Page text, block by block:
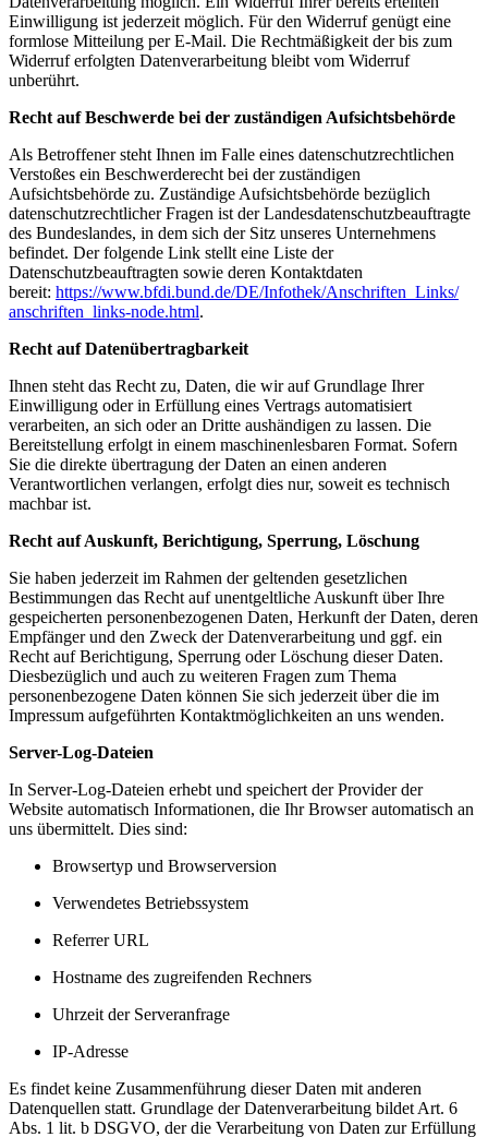
Einwilligung ist jederzeit möglich. Für den Widerruf genügt eine
formlose Mitteilung per E-Mail. Die Rechtmäßigkeit der bis zum
Widerruf erfolgten Datenverarbeitung bleibt vom Widerruf
unberührt.
Recht auf Beschwerde bei der zuständigen Aufsichtsbehörde
Als Betroffener steht Ihnen im Falle eines datenschutzrechtlichen
Verstoßes ein Beschwerderecht bei der zuständigen
Aufsichtsbehörde zu. Zuständige Aufsichtsbehörde bezüglich
datenschutzrechtlicher Fragen ist der Landesdatenschutzbeauftragte
des Bundeslandes, in dem sich der Sitz unseres Unternehmens
befindet. Der folgende Link stellt eine Liste der
Datenschutzbeauftragten sowie deren Kontaktdaten
bereit: https://www.bfdi.bund.de/DE/Infothek/Anschriften_Links/
anschriften_links-node.html.
Recht auf Datenübertragbarkeit
Ihnen steht das Recht zu, Daten, die wir auf Grundlage Ihrer
Einwilligung oder in Erfüllung eines Vertrags automatisiert
verarbeiten, an sich oder an Dritte aushändigen zu lassen. Die
Bereitstellung erfolgt in einem maschinenlesbaren Format. Sofern
Sie die direkte übertragung der Daten an einen anderen
Verantwortlichen verlangen, erfolgt dies nur, soweit es technisch
machbar ist.
Recht auf Auskunft, Berichtigung, Sperrung, Löschung
Sie haben jederzeit im Rahmen der geltenden gesetzlichen
Bestimmungen das Recht auf unentgeltliche Auskunft über Ihre
gespeicherten personenbezogenen Daten, Herkunft der Daten, deren
Empfänger und den Zweck der Datenverarbeitung und ggf. ein
Recht auf Berichtigung, Sperrung oder Löschung dieser Daten.
Diesbezüglich und auch zu weiteren Fragen zum Thema
personenbezogene Daten können Sie sich jederzeit über die im
Impressum aufgeführten Kontaktmöglichkeiten an uns wenden.
Server-Log-Dateien
In Server-Log-Dateien erhebt und speichert der Provider der
Website automatisch Informationen, die Ihr Browser automatisch an
uns übermittelt. Dies sind:
Browsertyp und Browserversion
Verwendetes Betriebssystem
Referrer URL
Hostname des zugreifenden Rechners
Uhrzeit der Serveranfrage
IP-Adresse
Es findet keine Zusammenführung dieser Daten mit anderen
Datenquellen statt. Grundlage der Datenverarbeitung bildet Art. 6
Abs. 1 lit. b DSGVO, der die Verarbeitung von Daten zur Erfüllung